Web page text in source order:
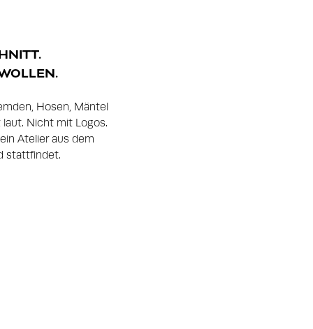
Hosen, Mäntel
laut. Nicht mit Logos.
Atelier aus dem
stattfindet.